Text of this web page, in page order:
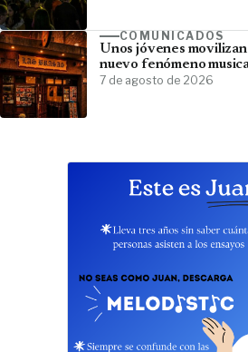
COMUNICADOS
Unos jóvenes
nuevo fenómeno
7 de agosto de 2026